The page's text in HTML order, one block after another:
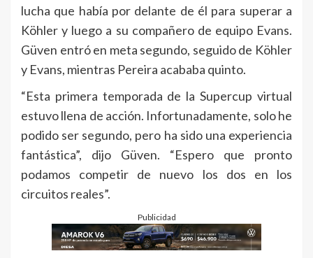
lucha que había por delante de él para superar a
Köhler y luego a su compañero de equipo Evans.
Güven entró en meta segundo, seguido de Köhler
y Evans, mientras Pereira acababa quinto.
“Esta primera temporada de la Supercup virtual
estuvo llena de acción. Infortunadamente, solo he
podido ser segundo, pero ha sido una experiencia
fantástica”, dijo Güven. “Espero que pronto
podamos competir de nuevo los dos en los
circuitos reales”.
Publicidad